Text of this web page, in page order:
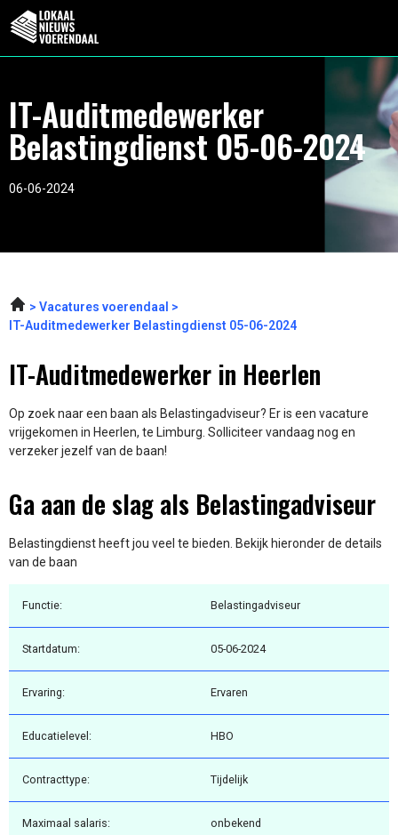
IT-Auditmedewerker
Belastingdienst 05-06-2024
06-06-2024
Vacatures voerendaal
IT-Auditmedewerker Belastingdienst 05-06-2024
IT-Auditmedewerker in Heerlen
Op zoek naar een baan als Belastingadviseur? Er is een vacature
vrijgekomen in Heerlen, te Limburg. Solliciteer vandaag nog en
verzeker jezelf van de baan!
Ga aan de slag als Belastingadviseur
Belastingdienst heeft jou veel te bieden. Bekijk hieronder de details
van de baan
Functie: Belastingadviseur
Startdatum: 05-06-2024
Ervaring: Ervaren
Educatielevel: HBO
Contracttype: Tijdelijk
Maximaal salaris: onbekend